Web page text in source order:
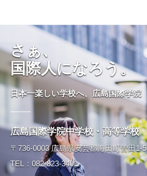
さぁ、
国際人になろう。
日本一楽しい学校へ、広島国際学院
広島国際学院中学校・高等学校
〒736-0003 広島県安芸郡海田町曽田1-5
TEL：082-823-3401